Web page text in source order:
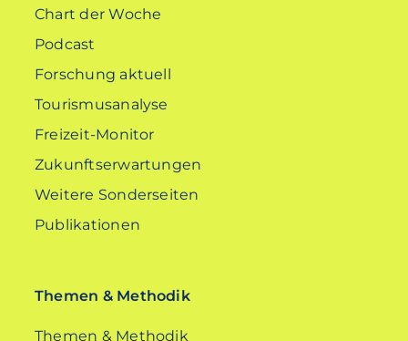
Chart der Woche
Podcast
Forschung aktuell
Tourismusanalyse
Freizeit-Monitor
Zukunftserwartungen
Weitere Sonderseiten
Publikationen
Themen & Methodik
Themen & Methodik